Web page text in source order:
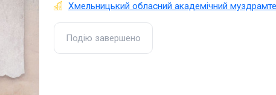
Хмельницький обласний академічний
Подію завершено